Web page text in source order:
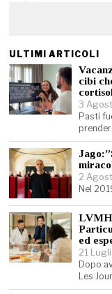
ULTIMI ARTICOLI
cibi
3
Pasti
2
Nel
LVMH
ed
21
Dopo
Les